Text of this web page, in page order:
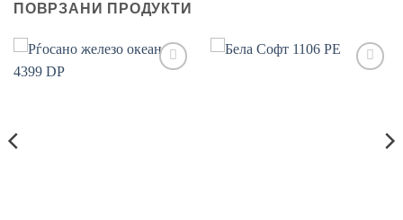
ПОВРЗАНИ ПРОДУКТИ